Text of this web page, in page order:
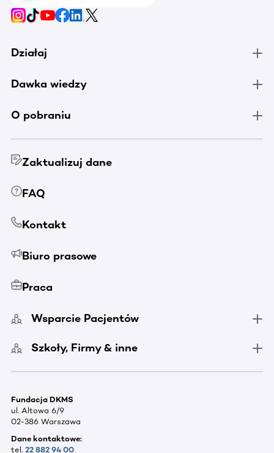
Działaj
Dawka wiedzy
O pobraniu
Zaktualizuj dane
FAQ
Kontakt
Biuro prasowe
Praca
Wsparcie Pacjentów
Szkoły, Firmy & inne
Fundacja DKMS
ul. Altowa 6/9
02-386 Warszawa
Dane kontaktowe:
tel. 22 882 94 00